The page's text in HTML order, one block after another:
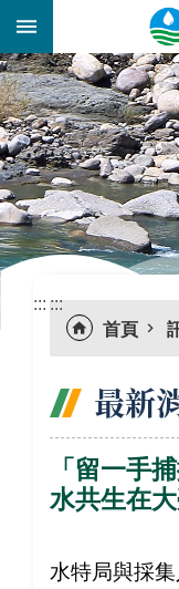
跳到主要內容區塊
:::
::: :::
首頁
最新
「留一手
水共生在
水特局與採